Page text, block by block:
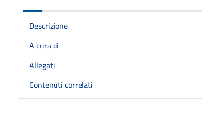
Descrizione
A cura di
Allegati
Contenuti correlati